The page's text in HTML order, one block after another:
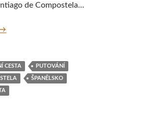
de Compostela…
cesta – cesta, která nikdy
CESTA PUTOVÁNÍ
ŠPANĚLSKO